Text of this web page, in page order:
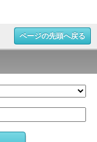
ページの先頭へ戻る